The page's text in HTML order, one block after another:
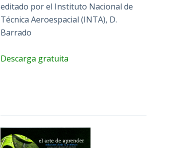
editado por el Instituto Nacional de
Técnica Aeroespacial (INTA), D.
Barrado
Descarga gratuita